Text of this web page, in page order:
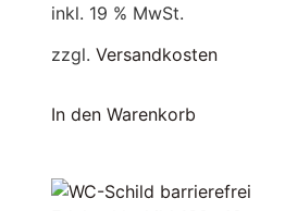
inkl. 19 % MwSt.
zzgl. Versandkosten
In den Warenkorb